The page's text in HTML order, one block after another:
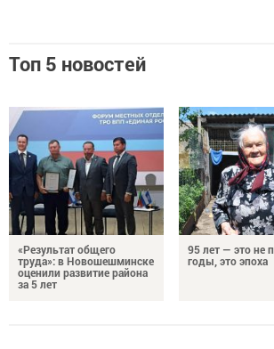
Топ 5 новостей
«Результат общего
труда»: в Новошешминске
оценили развитие района
за 5 лет
95 лет — это не
годы, это эпоха